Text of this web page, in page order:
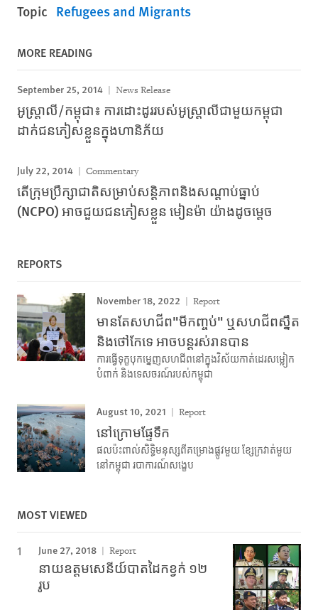
Topic Refugees and Migrants
MORE READING
September 25, 2014 News Release
អូស្ត្រាលី/កម្ពុជា៖ ការដោះដូររបស់អូស្ត្រាលីជាមួយកម្ពុជា
ដាក់ជនភៀសខ្លួនក្នុងហានិភ័យ
July 22, 2014 Commentary
តើក្រុមប្រឹក្សាជាតិសម្រាប់សន្តិភាពនិងសណ្តាប់ធ្នាប់
(NCPO) អាចជួយជនភៀសខ្លួន មៀនម៉ា យ៉ាងដូចម្តេច
REPORTS
November 18, 2022 Report
មានតែសហជីព"មីកញ្ចប់" ឬសហជីពស្នឹត
និងថៅកែទេ អាចបន្តរស់រានបាន
ការធ្វើទុក្ខបុកម្នេញសហជីពនៅក្នុងវិស័យកាត់ដេរសម្លៀក
បំពាក់ និងទេសចរណ៍របស់កម្ពុជា
August 10, 2021 Report
នៅក្រោមផ្ទែទឹក
ផលប៉ះពាល់សិទ្ធិមនុស្សពីគម្រោងផ្លូវមួយ ខ្សែក្រវាត់មួយ
នៅកម្ពុជា របាការណ៍សង្ខេប
MOST VIEWED
June 27, 2018 Report
នាយឧត្តមសេនីយ៍បាតដៃកខ្វក់ ១២
រូប